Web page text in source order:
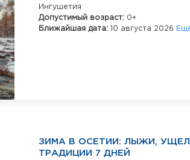
Ингушетия
Допустимый возраст: 0+
Ближайшая дата: 10 августа 2026
ЗИМА В ОСЕТИИ: ЛЫЖИ,
ТРАДИЦИИ 7 ДНЕЙ